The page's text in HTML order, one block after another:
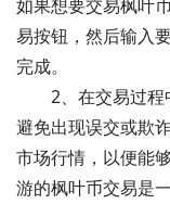
如果想要交易枫叶
易按钮，然后输入
完成。
2、在交易过
避免出现误交或欺
市场行情，以便能
游的枫叶币交易是